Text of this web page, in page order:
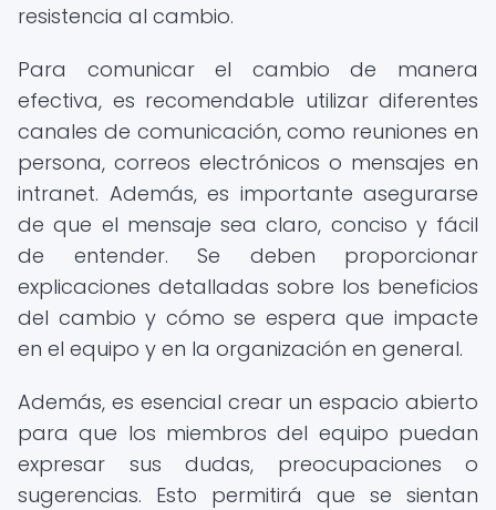
resistencia al cambio.
Para comunicar el cambio de manera
efectiva, es recomendable utilizar diferentes
canales de comunicación, como reuniones en
persona, correos electrónicos o mensajes en
intranet. Además, es importante asegurarse
de que el mensaje sea claro, conciso y fácil
de entender. Se deben proporcionar
explicaciones detalladas sobre los beneficios
del cambio y cómo se espera que impacte
en el equipo y en la organización en general.
Además, es esencial crear un espacio abierto
para que los miembros del equipo puedan
expresar sus dudas, preocupaciones o
sugerencias. Esto permitirá que se sientan